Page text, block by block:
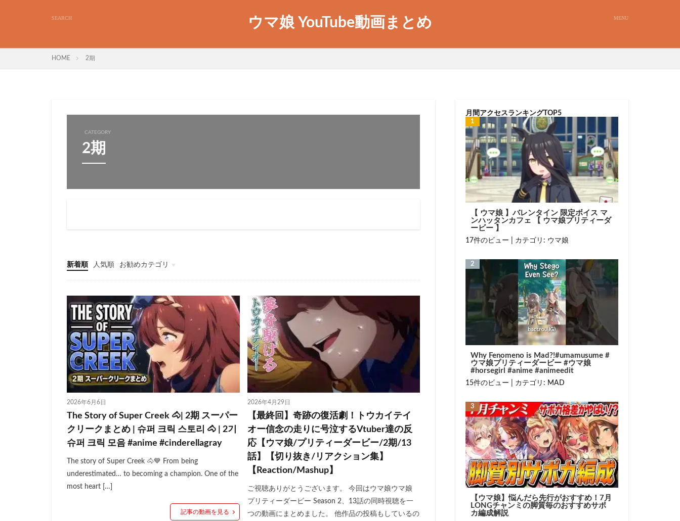
ウマ娘 YouTube動画まとめ
HOME 2期
CATEGORY
2期
新着順 人気順 お勧めカテゴリ
ウマ娘
2026年6月6日
The Story of Super Creek 🐴| 2期 スーパー
クリークまとめ | 슈퍼 크릭 스토리 🐴 | 2기
슈퍼 크릭 모음 #anime #cinderellagray
The story of Super Creek 🐴💙 From being
underestimated… to becoming a champion. One of the
most heart […]
記事の動画を見る
2026年4月29日
【最終回】奇跡の復活劇！トウカイテイ
オー信念の走りに号泣するVtuber達の反
応【ウマ娘/プリティーダービー/2期/13
話】【切り抜き/リアクション集】
【Reaction/Mashup】
ご視聴ありがとうございます。 今回はウマ娘ウマ娘
プリティーダービー Season 2、13話の同時視聴を一
つの動画にまとめました。 他作品の投稿もしているの
月間アクセスランキングTOP5
【 ウマ娘 】バレンタイン 限定ボイス マ
ンハッタンカフェ 【 ウマ娘プリティーダ
ービー 】
17件のビュー カテゴリ: ウマ娘
Why Fenomeno is Mad?!#umamusume #
ウマ娘プリティーダービー #ウマ娘
#horsegirl #anime #animeedit
15件のビュー カテゴリ: MAD
【ウマ娘】悩んだら先行がおすすめ！7月
LONGチャンミの脚質毎のおすすめサポ
カ編成解説